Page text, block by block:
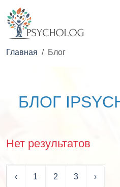
Главная Блог
БЛОГ
Нет результатов
‹ 1 2 3 ›